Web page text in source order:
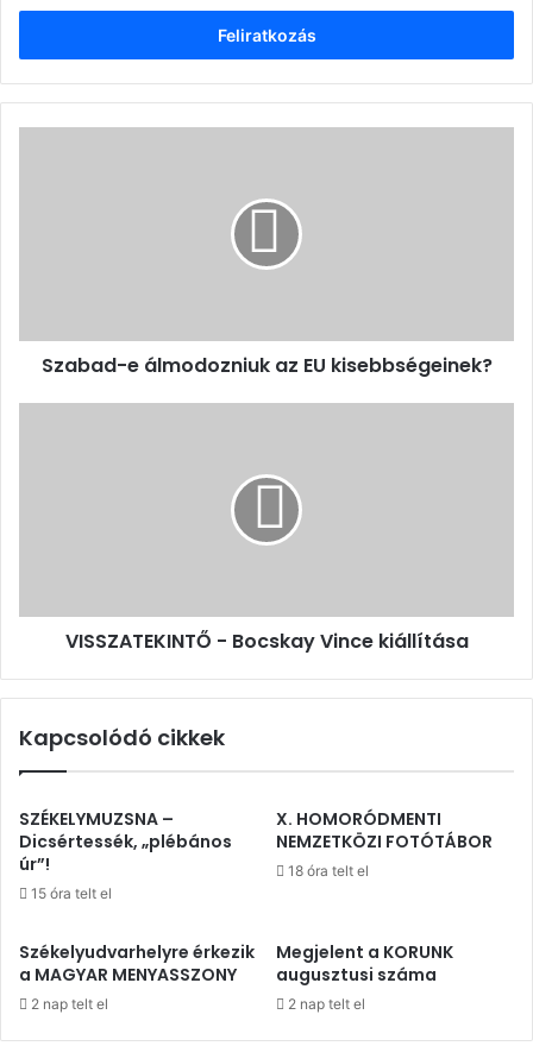
megadása
Szabad-e álmodozniuk az EU kisebbségeinek?
VISSZATEKINTŐ - Bocskay Vince kiállítása
Kapcsolódó cikkek
SZÉKELYMUZSNA –
Dicsértessék, „plébános
úr”!
15 óra telt el
X. HOMORÓDMENTI
NEMZETKÖZI FOTÓTÁBOR
18 óra telt el
Székelyudvarhelyre érkezik
a MAGYAR MENYASSZONY
2 nap telt el
Megjelent a KORUNK
augusztusi száma
2 nap telt el